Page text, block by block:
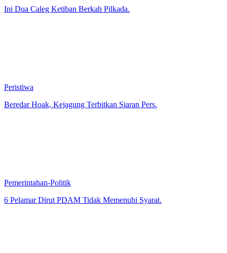
Ini Dua Caleg Ketiban Berkah Pilkada.
Peristiwa
Beredar Hoak, Kejagung Terbitkan Siaran Pers.
Pemerintahan-Politik
6 Pelamar Dirut PDAM Tidak Memenuhi Syarat.